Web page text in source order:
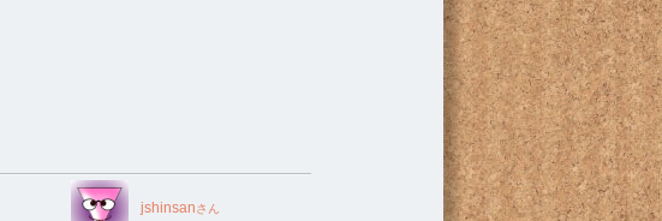
jshinsanさん